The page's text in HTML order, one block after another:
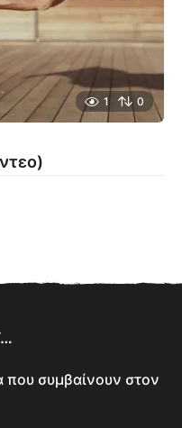
1 0
που συμβαίνουν στον